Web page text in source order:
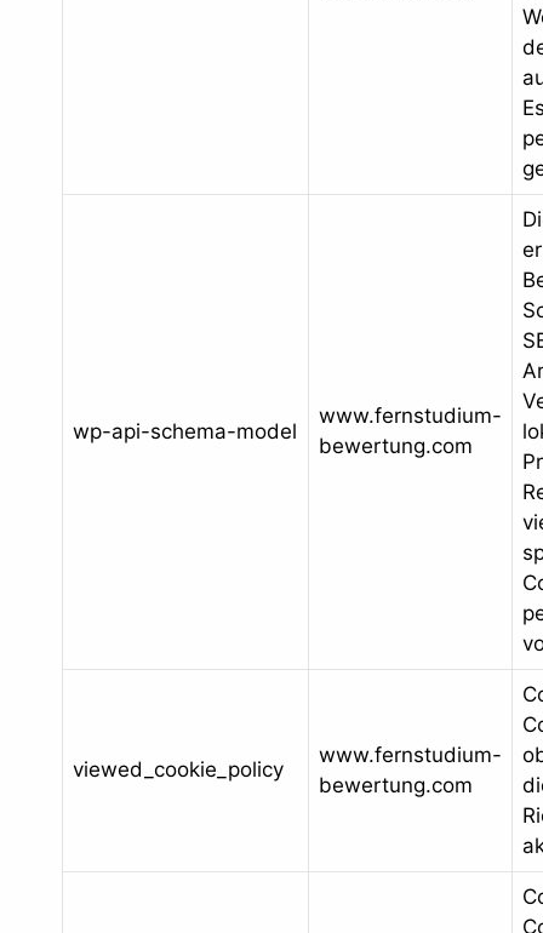
wp-api-schema-model
www.fernstudium-
bewertung.com
viewed_cookie_policy
www.fernstudium-
bewertung.com